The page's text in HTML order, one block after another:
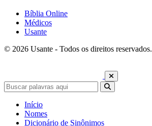
Bíblia Online
Médicos
Usante
© 2026 Usante - Todos os direitos reservados.
Início
Nomes
Dicionário de Sinônimos